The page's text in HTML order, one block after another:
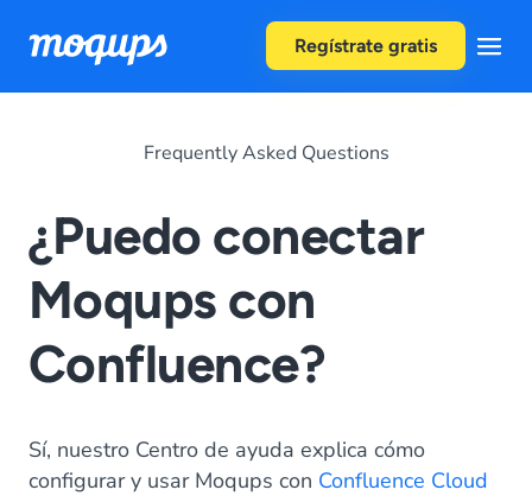
Regístrate gratis
Frequently Asked Questions
¿Puedo conectar
Moqups con
Confluence?
Sí, nuestro Centro de ayuda explica cómo
configurar y usar Moqups con Confluence Cloud